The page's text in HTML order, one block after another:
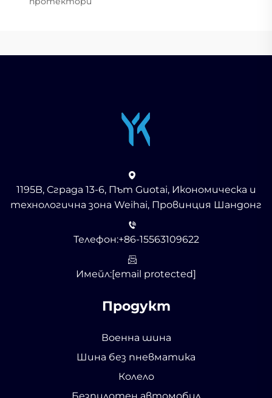
1195B, Сграда 13-6, Път Guotai, Икономическа и
технологична зона Weihai, Провинция Шандонг
Телефон:+86-15563109622
Имейл:[email protected]
Продукт
Военна шина
Шина без пневматика
Колело